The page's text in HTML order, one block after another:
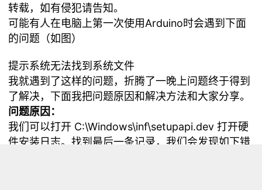
转载，如有侵犯请告知。
可能有人在电脑上第一次使用Arduino时会遇到下面
的问题（如图）
提示系统无法找到系统文件
我就遇到了这样的问题，折腾了一晚上问题终于得到
了解决，下面我把问题原因和解决方法和大家分享。
问题原因：
我们可以打开 C:\Windows\inf\setupapi.dev 打开硬
件安装日志。找到最后一条记录，我们会发现如下错